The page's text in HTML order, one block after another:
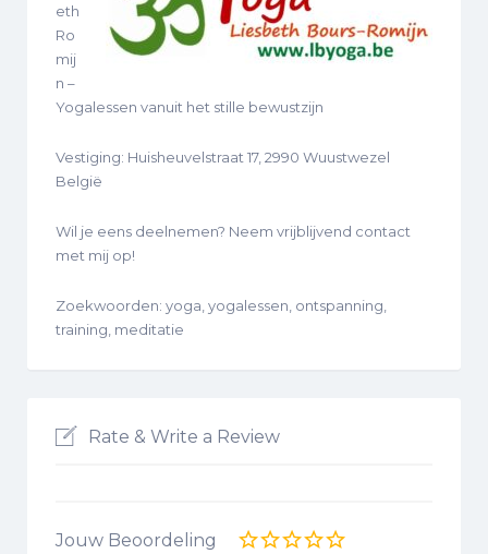
eth
Ro
mij
n –
Yogalessen vanuit het stille bewustzijn
Vestiging: Huisheuvelstraat 17, 2990 Wuustwezel
België
Wil je eens deelnemen? Neem vrijblijvend contact
met mij op!
Zoekwoorden: yoga, yogalessen, ontspanning,
training, meditatie
Rate & Write a Review
Jouw Beoordeling